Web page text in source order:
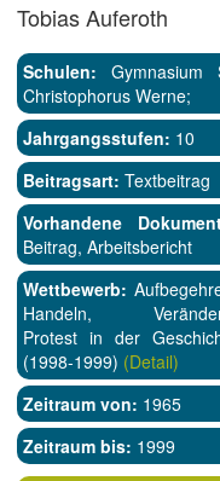
Tobias Auferoth
Schulen: Gymnasium
Christophorus Werne;
Jahrgangsstufen: 10
Beitragsart: Textbeitrag
Vorhandene
Beitrag, Arbeitsbericht
Wettbewerb:
Handeln,
Protest in der
(1998-1999) (Detail)
Zeitraum von: 1965
Zeitraum bis: 1999